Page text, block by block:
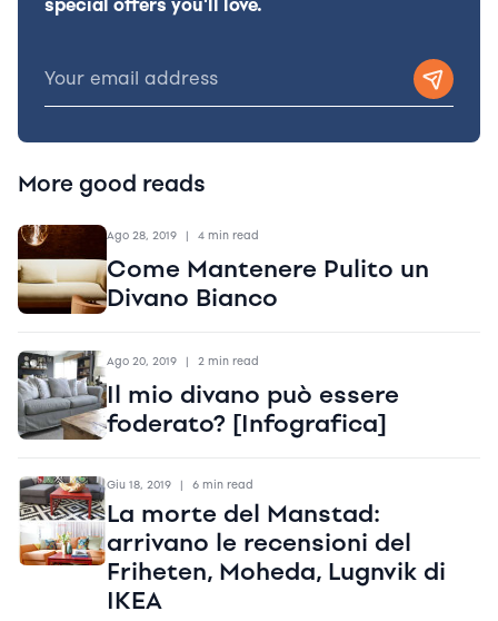
special offers you'll love.
More good reads
Ago 28, 2019 | 4 min read
Come Mantenere Pulito un
Divano Bianco
Ago 20, 2019 | 2 min read
Il mio divano può essere
foderato? [Infografica]
Giu 18, 2019 | 6 min read
La morte del Manstad:
arrivano le recensioni del
Friheten, Moheda, Lugnvik di
IKEA